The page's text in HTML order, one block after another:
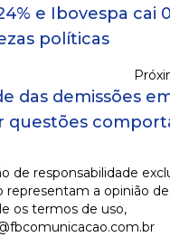
e Ibovespa cai
políticas
das demissões
questões
de responsabilidade
representam a opinião
os termos de uso,